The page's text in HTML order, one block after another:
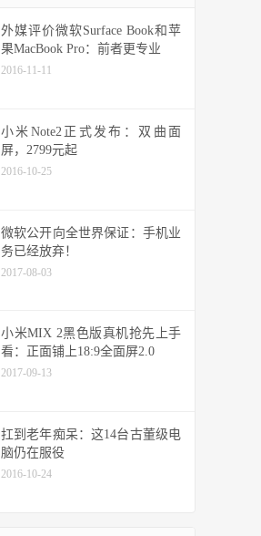
外媒评价微软Surface Book和苹
果MacBook Pro：前者更专业
2016-11-11
小米Note2正式发布：双曲面
屏，2799元起
2016-10-25
微软公开向全世界保证：手机业
务已经放弃！
2017-08-03
小米MIX 2黑色版真机抢先上手
看：正面铺上18:9全面屏2.0
2017-09-13
扛到老年痴呆：这14台古董级电
脑仍在服役
2016-10-24